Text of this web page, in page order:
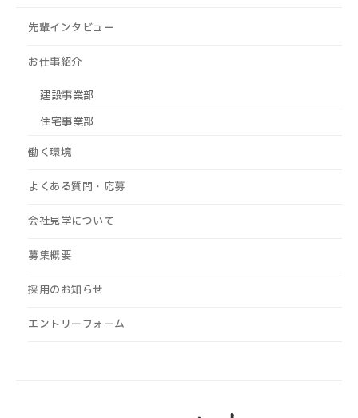
先輩インタビュー
お仕事紹介
建設事業部
住宅事業部
働く環境
よくある質問・応募
会社見学について
募集概要
採用のお知らせ
エントリーフォーム